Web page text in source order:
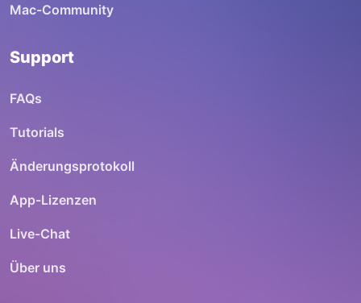
Mac-Community
Support
FAQs
Tutorials
Änderungsprotokoll
App-Lizenzen
Live-Chat
Über uns